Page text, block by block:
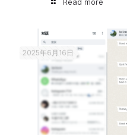
2025年6月16日